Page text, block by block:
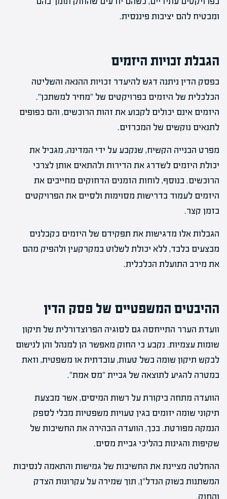
ומבטיח להם יציבות פיננסית.
הגבלת זכויות היזמים
בפסק הדין ניתנה דגש להיעדר זכויות ההנאה והשליטה
הכלכלית של היזמים בפרויקטים של "מחיר למשתכן".
היזמים אינם יכולים לקבוע את זהות הרוכשים, והם כפופים
לתנאים נוקשים של המכרזים.
מפרט הבנייה הקשיח, שנקבע על ידי המדינה, מגביל את
יכולת היזמים לשדרג את הדירות ולהתאים אותן לצרכי
הרוכשים. בנוסף, לוחות הזמנים הדחוקים מחייבים את
היזמים לעמוד בדרישות מסוימות ולסיים את הפרויקטים
בזמן קצר.
הגבלות אלו מדגישות את תפקידם של היזמים כקבלנים
מבצעים בלבד, ללא יכולת לשלוט במקרקעין ולהפיק מהם
את מירב התועלת הכלכלית.
ההיבטים המשפטיים של פסק הדין
וועדת הערר התייחסה גם לסוגיה הפרוצדורלית של תיקון
שומות עצמיות. נקבע כי החוק מאפשר הן למנהל והן לנישום
לבקש תיקון שומה בשל טעות, עובדתית או משפטית, וזאת
במטרה להגיע לתוצאה של גביית "מס אמת".
הוועדה מתחה ביקורת על רשות המיסים, אשר מבצעת
תיקוני שומה יזומים בגין טעויות משפטיות מבלי לספק
הנמקה מפורטת. בכך, הוועדה הבהירה את החשיבות של
שקיפות והגינות בהליכי גביית מסים.
ההחלטה מציינת את החשיבות של גמישות והתאמה לנסיבות
המשתנות בשוק הנדל"ן, תוך שמירה על עקרונות הצדק
והחוק.